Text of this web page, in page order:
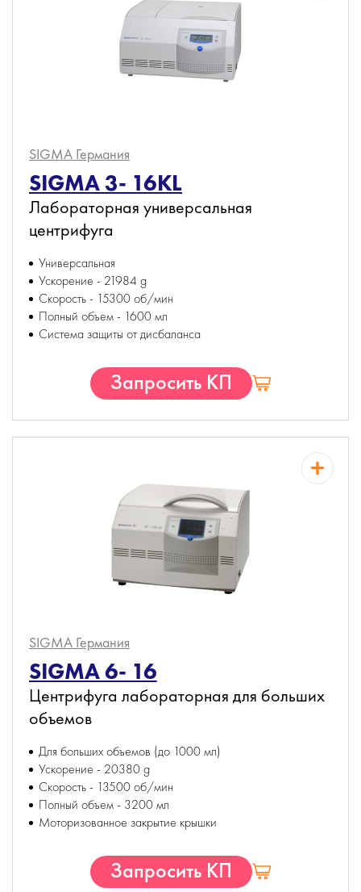
SIGMA Германия
SIGMA 3- 16KL
Лабораторная универсальная
центрифуга
Универсальная
Ускорение - 21984 g
Скорость - 15300 об/мин
Полный объем - 1600 мл
Система защиты от дисбаланса
Запросить КП
SIGMA Германия
SIGMA 6- 16
Центрифуга лабораторная для больших
объемов
Для больших объемов (до 1000 мл)
Ускорение - 20380 g
Скорость - 13500 об/мин
Полный объем - 3200 мл
Моторизованное закрытие крышки
Запросить КП